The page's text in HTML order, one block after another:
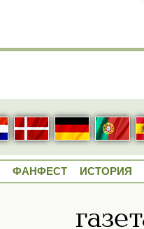
ФАНФЕСТ ИСТОРИЯ